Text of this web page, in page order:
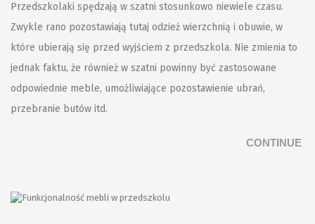
Przedszkolaki spędzają w szatni stosunkowo niewiele czasu.
Zwykle rano pozostawiają tutaj odzież wierzchnią i obuwie, w
które ubierają się przed wyjściem z przedszkola. Nie zmienia to
jednak faktu, że również w szatni powinny być zastosowane
odpowiednie meble, umożliwiające pozostawienie ubrań,
przebranie butów itd.
CONTINUE